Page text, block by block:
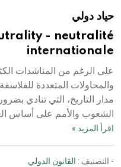
حياد دولي
- neutralité
internationale
على الرغم من المناشدات
والمحاولات المتعددة
مدار التاريخ، التي تنادي
الشعوب والأمم على أساس
اقرأ المزيد »
- التصنيف : القانون الدولي